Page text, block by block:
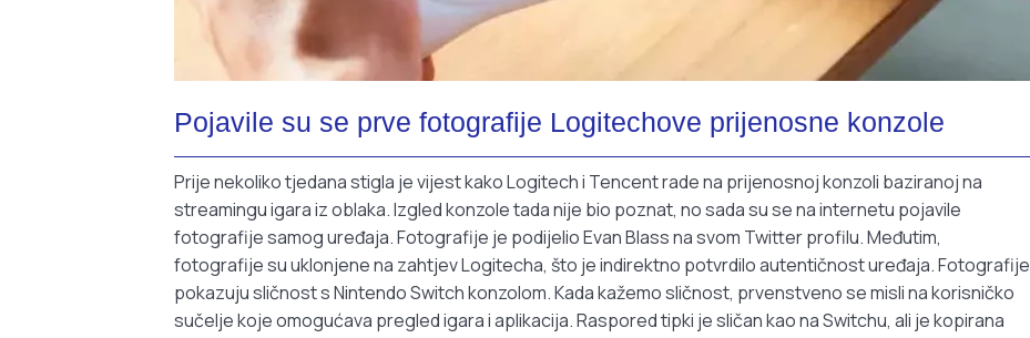
Pojavile su se prve fotografije Logitechove prijenosne konzole
Prije nekoliko tjedana stigla je vijest kako Logitech i Tencent rade na prijenosnoj konzoli baziranoj na
streamingu igara iz oblaka. Izgled konzole tada nije bio poznat, no sada su se na internetu pojavile
fotografije samog uređaja. Fotografije je podijelio Evan Blass na svom Twitter profilu. Međutim,
fotografije su uklonjene na zahtjev Logitecha, što je indirektno potvrdilo autentičnost uređaja. Fotografije
pokazuju sličnost s Nintendo Switch konzolom. Kada kažemo sličnost, prvenstveno se misli na korisničko
sučelje koje omogućava pregled igara i aplikacija. Raspored tipki je sličan kao na Switchu, ali je kopirana